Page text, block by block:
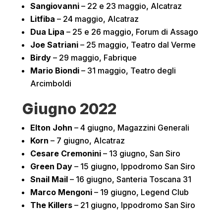
Sangiovanni– 22 e 23 maggio, Alcatraz
Litfiba – 24 maggio, Alcatraz
Dua Lipa – 25 e 26 maggio, Forum di Assago
Joe Satriani– 25 maggio, Teatro dal Verme
Birdy– 29 maggio, Fabrique
Mario Biondi– 31 maggio, Teatro degli
Arcimboldi
Giugno 2022
Elton John – 4 giugno, Magazzini Generali
Korn – 7 giugno, Alcatraz
Cesare Cremonini– 13 giugno, San Siro
Green Day – 15 giugno, Ippodromo San Siro
Snail Mail– 16 giugno, Santeria Toscana 31
Marco Mengoni – 19 giugno, Legend Club
The Killers – 21 giugno, Ippodromo San Siro